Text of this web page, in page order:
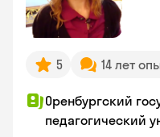
5 14 лет
Оренбургский
педагогический